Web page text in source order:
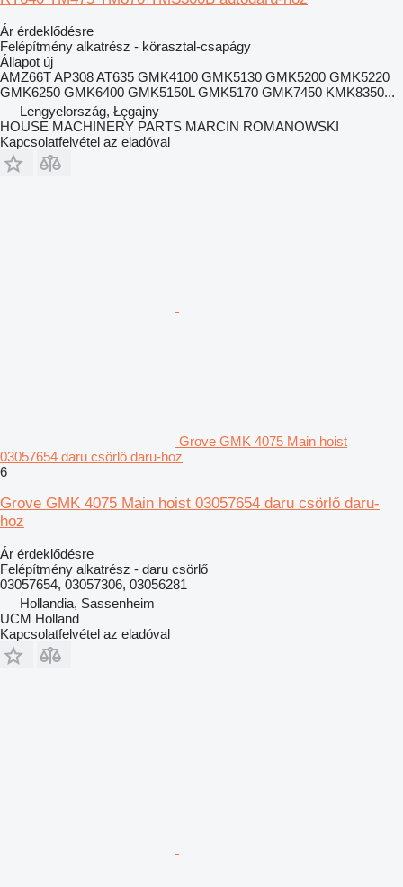
Ár érdeklődésre
Felépítmény alkatrész - körasztal-csapágy
Állapot új
AMZ66T AP308 AT635 GMK4100 GMK5130 GMK5200 GMK5220
GMK6250 GMK6400 GMK5150L GMK5170 GMK7450 KMK8350...
Lengyelország, Łęgajny
HOUSE MACHINERY PARTS MARCIN ROMANOWSKI
Kapcsolatfelvétel az eladóval
Grove GMK 4075 Main hoist
03057654 daru csörlő daru-hoz
6
Grove GMK 4075 Main hoist 03057654 daru csörlő daru-
hoz
Ár érdeklődésre
Felépítmény alkatrész - daru csörlő
03057654, 03057306, 03056281
Hollandia, Sassenheim
UCM Holland
Kapcsolatfelvétel az eladóval